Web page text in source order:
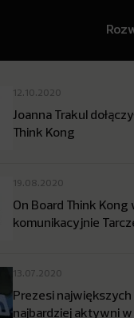
12.10.2020
Joanna Trakul
Think Kong
19.08.2020
On Board Think Kong
komunikacyjnie
13.07.2020
Prezesi
najbardziej aktywni